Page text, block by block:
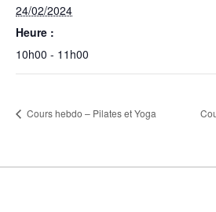
24/02/2024
Heure :
10h00 - 11h00
Cours hebdo – Pilates et Yoga